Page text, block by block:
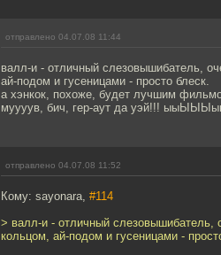
отправлено 04.07.08 11:44
валл-и - отличный слезовышибатель,
ай-подом и гусеницами - просто блеск.
а хэнкок, похоже, будет лучшим
муууув, бич, гер-аут да уэй!!!
отправлено 04.07.08 11:52
Кому: sayonara, #114
> валл-и - отличный слезовышибатель,
кольцом, ай-подом и гусеницами -